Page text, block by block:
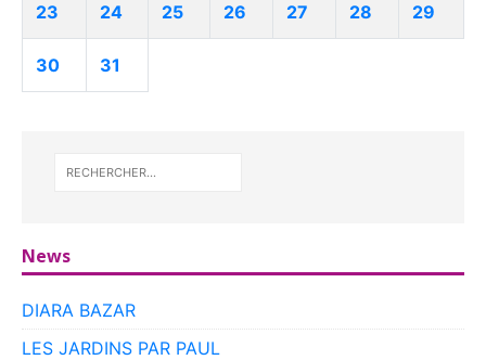
23 24 25 26 27 28 29
30 31
News
DIARA BAZAR
LES JARDINS PAR PAUL